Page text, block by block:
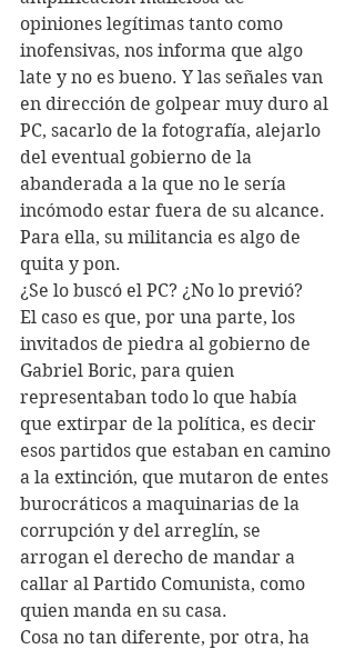
opiniones legítimas tanto como
inofensivas, nos informa que algo
late y no es bueno. Y las señales van
en dirección de golpear muy duro al
PC, sacarlo de la fotografía, alejarlo
del eventual gobierno de la
abanderada a la que no le sería
incómodo estar fuera de su alcance.
Para ella, su militancia es algo de
quita y pon.
¿Se lo buscó el PC? ¿No lo previó?
El caso es que, por una parte, los
invitados de piedra al gobierno de
Gabriel Boric, para quien
representaban todo lo que había
que extirpar de la política, es decir
esos partidos que estaban en camino
a la extinción, que mutaron de entes
burocráticos a maquinarias de la
corrupción y del arreglín, se
arrogan el derecho de mandar a
callar al Partido Comunista, como
quien manda en su casa.
Cosa no tan diferente, por otra, ha